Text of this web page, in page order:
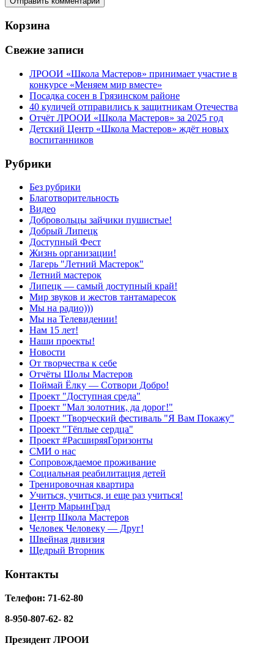
Корзина
Свежие записи
ЛРООИ «Школа Мастеров» принимает участие в
конкурсе «Меняем мир вместе»
Посадка сосен в Грязинском районе
40 куличей отправились к защитникам Отечества
Отчёт ЛРООИ «Школа Мастеров» за 2025 год
Детский Центр «Школа Мастеров» ждёт новых
воспитанников
Рубрики
Без рубрики
Благотворительность
Видео
Добровольцы зайчики пушистые!
Добрый Липецк
Доступный Фест
Жизнь организации!
Лагерь "Летний Мастерок"
Летний мастерок
Липецк — самый доступный край!
Мир звуков и жестов тантамаресок
Мы на радио)))
Мы на Телевидении!
Нам 15 лет!
Наши проекты!
Новости
От творчества к себе
Отчёты Шолы Мастеров
Поймай Ёлку — Сотвори Добро!
Проект "Доступная среда"
Проект "Мал золотник, да дорог!"
Проект "Творческий фестиваль "Я Вам Покажу"
Проект "Тёплые сердца"
Проект #РасширяяГоризонты
СМИ о нас
Сопровождаемое проживание
Социальная реабилитация детей
Тренировочная квартира
Учиться, учиться, и еще раз учиться!
Центр МарьинГрад
Центр Школа Мастеров
Человек Человеку — Друг!
Швейная дивизия
Щедрый Вторник
Контакты
Телефон: 71-62-80
8-950-807-62- 82
Президент ЛРООИ